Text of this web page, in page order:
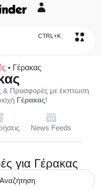
CTRL+K
• Γέρακας
& Προσφορές με έκπτωση
Γέρακας!
News Feeds
για Γέρακας